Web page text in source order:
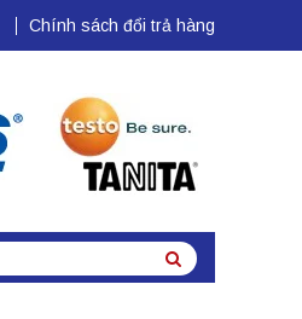
Chính sách đổi trả hàng
Search